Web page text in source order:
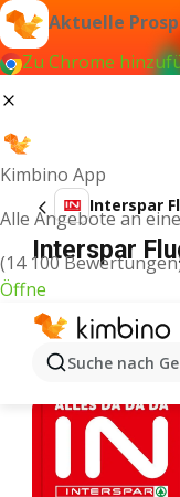
Aktuelle
Zu Chrome
Kimbino App
Alle Angebote an
(14 100
Öffne
Suche nach
Interspar
Interspar